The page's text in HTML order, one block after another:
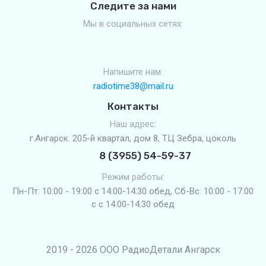
Следите за нами
Мы в социальных сетях:
Напишите нам:
radiotime38@mail.ru
Контакты
Наш адрес:
г.Ангарск. 205-й квартал, дом 8, ТЦ Зебра, цоколь
8 (3955) 54-59-37
Режим работы:
Пн-Пт: 10:00 - 19:00 с 14:00-14:30 обед, Сб-Вс: 10:00 - 17:00
с с 14:00-14:30 обед
2019 - 2026 ООО РадиоДетали Ангарск